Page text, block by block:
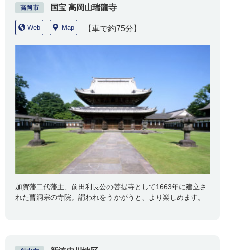
高岡市 国宝 高岡山瑞龍寺
Web Map 【車で約75分】
加賀藩二代藩主、前田利長公の菩提寺として1663年に建立さ
れた曹洞宗の寺院。謂われをうかがうと、より楽しめます。